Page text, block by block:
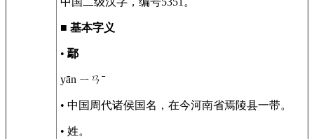
■ 基本字义
• 鄢
yān ㄧㄢˉ
• 中国周代诸侯国名，在今河南省焉陵县一带。
• 姓。